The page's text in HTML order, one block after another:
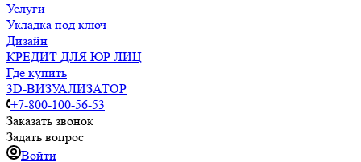
Услуги
Укладка под ключ
Дизайн
КРЕДИТ ДЛЯ ЮР ЛИЦ
Где купить
3D-ВИЗУАЛИЗАТОР
+7-800-100-56-53
Заказать звонок
Задать вопрос
Войти